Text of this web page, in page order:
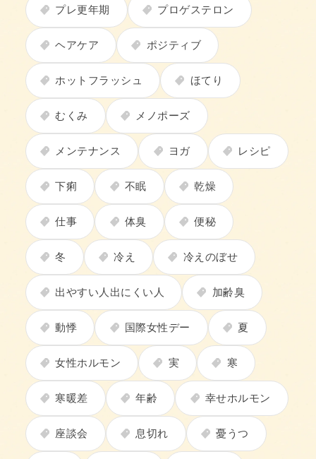
プレ更年期 プロゲステロン
ヘアケア ポジティブ
ホットフラッシュ ほてり
むくみ メノポーズ
メンテナンス ヨガ レシピ
下痢 不眠 乾燥
仕事 体臭 便秘
冬 冷え 冷えのぼせ
出やすい人出にくい人 加齢臭
動悸 国際女性デー 夏
女性ホルモン 実 寒
寒暖差 年齢 幸せホルモン
座談会 息切れ 憂うつ